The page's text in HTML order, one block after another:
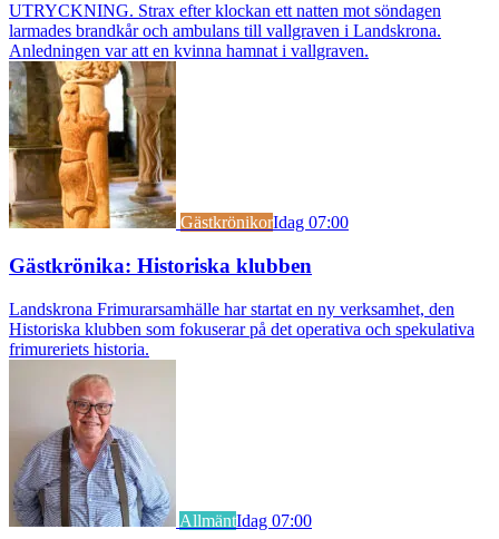
UTRYCKNING. Strax efter klockan ett natten mot söndagen
larmades brandkår och ambulans till vallgraven i Landskrona.
Anledningen var att en kvinna hamnat i vallgraven.
GästkrönikorIdag 07:00
Gästkrönika: Historiska klubben
Landskrona Frimurarsamhälle har startat en ny verksamhet, den
Historiska klubben som fokuserar på det operativa och spekulativa
frimureriets historia.
AllmäntIdag 07:00